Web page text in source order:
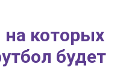
которых
будет